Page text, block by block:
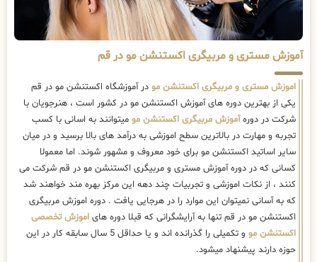
آموزش مستری و مربیگری اکستنشن مو در قم
اموزش مستری و مربیگری اکستنشن مو در آموزشگاه اکستنشن مو در قم
یکی از بهترین دوره های آموزش اکستنشن مو در کشور است ، هنرجویان با
شرکت در دورهآموزش مربیگری اکستنشن مو میتوانند به اسانی با کسب
تجربه و مهارت در بالاترین سطح اموزشی به درآمد های بالا برسید و در میان
سایر اساتید اکستنشن مو برای خود معروف و مشهور شوند. اما معمولا
کسانی که در دوره آموزش مستری و مربیگری اکستنشن مو در قم شرکت می
کنند ، از نکات اموزشی و تجربیات چند دهه این مرکز بهره مند خواهند شد
که به آسانی نمیتوان این موارد را در هرجایی یافت . دوره اموزش مربیگری
اکستنشن مو در قم تنها به آرایشگرانی که قبلا دوره های اموزش تخصصی
اکستنشن مو
و تکمیلی را گذرانده اند و یا حداقل 5 سال سابقه کار در این
حوزه دارند پیشنهاد میشود.